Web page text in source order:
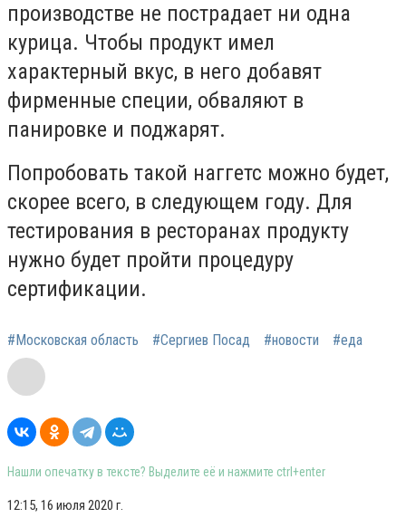
производстве не пострадает ни одна
курица. Чтобы продукт имел
характерный вкус, в него добавят
фирменные специи, обваляют в
панировке и поджарят.
Попробовать такой наггетс можно будет,
скорее всего, в следующем году. Для
тестирования в ресторанах продукту
нужно будет пройти процедуру
сертификации.
#Московская область #Сергиев Посад #новости #еда
Нашли опечатку в тексте? Выделите её и нажмите ctrl+enter
12:15, 16 июля 2020 г.